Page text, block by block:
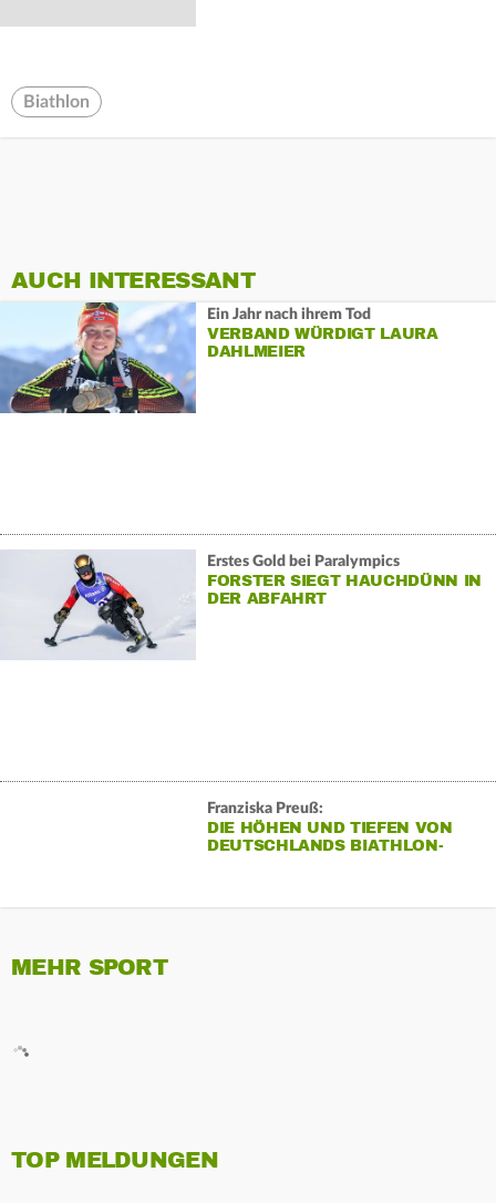
Biathlon
AUCH INTERESSANT
Ein Jahr nach ihrem Tod
VERBAND WÜRDIGT LAURA
DAHLMEIER
Erstes Gold bei Paralympics
FORSTER SIEGT HAUCHDÜNN IN
DER ABFAHRT
Franziska Preuß:
DIE HÖHEN UND TIEFEN VON
DEUTSCHLANDS BIATHLON-
MEHR SPORT
TOP MELDUNGEN